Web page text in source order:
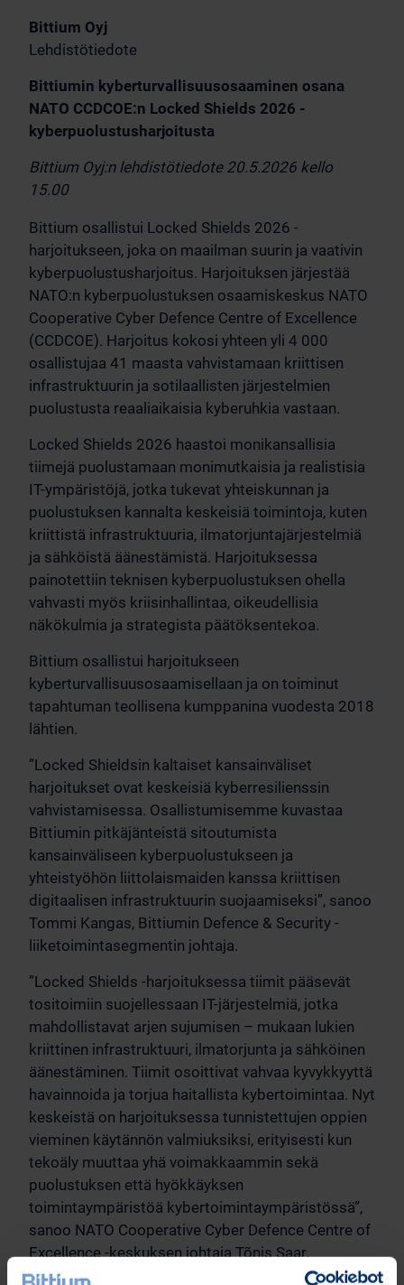
Bittium Oyj
Lehdistötiedote
Bittiumin kyberturvallisuusosaaminen osana
NATO CCDCOE:n Locked Shields 2026 -
kyberpuolustusharjoitusta
Bittium Oyj:n lehdistötiedote 20.5.2026 kello
15.00
Bittium osallistui Locked Shields 2026 -
harjoitukseen, joka on maailman suurin ja vaativin
kyberpuolustusharjoitus. Harjoituksen järjestää
NATO:n kyberpuolustuksen osaamiskeskus NATO
Cooperative Cyber Defence Centre of Excellence
(CCDCOE). Harjoitus kokosi yhteen yli 4 000
osallistujaa 41 maasta vahvistamaan kriittisen
infrastruktuurin ja sotilaallisten järjestelmien
puolustusta reaaliaikaisia kyberuhkia vastaan.
Locked Shields 2026 haastoi monikansallisia
tiimejä puolustamaan monimutkaisia ja realistisia
IT-ympäristöjä, jotka tukevat yhteiskunnan ja
puolustuksen kannalta keskeisiä toimintoja, kuten
kriittistä infrastruktuuria, ilmatorjuntajärjestelmiä
ja sähköistä äänestämistä. Harjoituksessa
painotettiin teknisen kyberpuolustuksen ohella
vahvasti myös kriisinhallintaa, oikeudellisia
näkökulmia ja strategista päätöksentekoa.
Bittium osallistui harjoitukseen
kyberturvallisuusosaamisellaan ja on toiminut
tapahtuman teollisena kumppanina vuodesta 2018
lähtien.
”Locked Shieldsin kaltaiset kansainväliset
harjoitukset ovat keskeisiä kyberresilienssin
vahvistamisessa. Osallistumisemme kuvastaa
Bittiumin pitkäjänteistä sitoutumista
kansainväliseen kyberpuolustukseen ja
yhteistyöhön liittolaismaiden kanssa kriittisen
digitaalisen infrastruktuurin suojaamiseksi”, sanoo
Tommi Kangas, Bittiumin Defence & Security -
liiketoimintasegmentin johtaja.
”Locked Shields -harjoituksessa tiimit pääsevät
tositoimiin suojellessaan IT-järjestelmiä, jotka
mahdollistavat arjen sujumisen – mukaan lukien
kriittinen infrastruktuuri, ilmatorjunta ja sähköinen
äänestäminen. Tiimit osoittivat vahvaa kyvykkyyttä
havainnoida ja torjua haitallista kybertoimintaa. Nyt
keskeistä on harjoituksessa tunnistettujen oppien
vieminen käytännön valmiuksiksi, erityisesti kun
tekoäly muuttaa yhä voimakkaammin sekä
puolustuksen että hyökkäyksen
toimintaympäristöä kybertoimintaympäristössä”,
sanoo NATO Cooperative Cyber Defence Centre of
Excellence -keskuksen johtaja Tõnis Saar.